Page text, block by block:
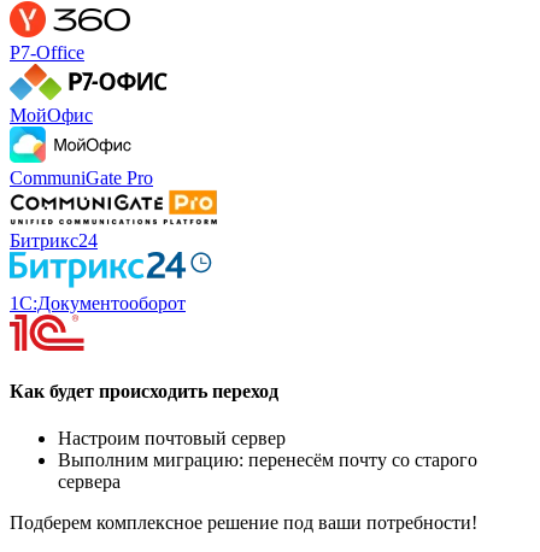
Р7-Office
МойОфис
CommuniGate Pro
Битрикс24
1С:Документооборот
Как будет происходить переход
Настроим почтовый сервер
Выполним миграцию: перенесём почту со старого
сервера
Подберем комплексное решение под ваши потребности!